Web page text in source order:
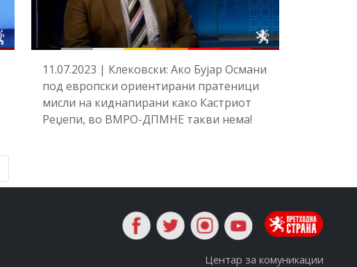
11.07.2023 | Клековски: Ако Бујар Османи
под европски ориентирани пратеници
мисли на киднапирани како Кастриот
Реџепи, во ВМРО-ДПМНЕ такви нема!
Центар за комуникации